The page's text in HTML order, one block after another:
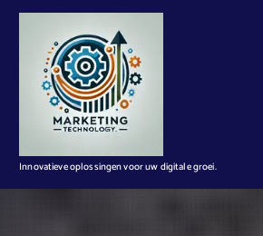
n
Innovatieve oplossingen voor uw digitale groei.